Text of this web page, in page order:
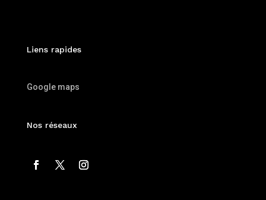
Liens rapides
Google maps
Nos réseaux